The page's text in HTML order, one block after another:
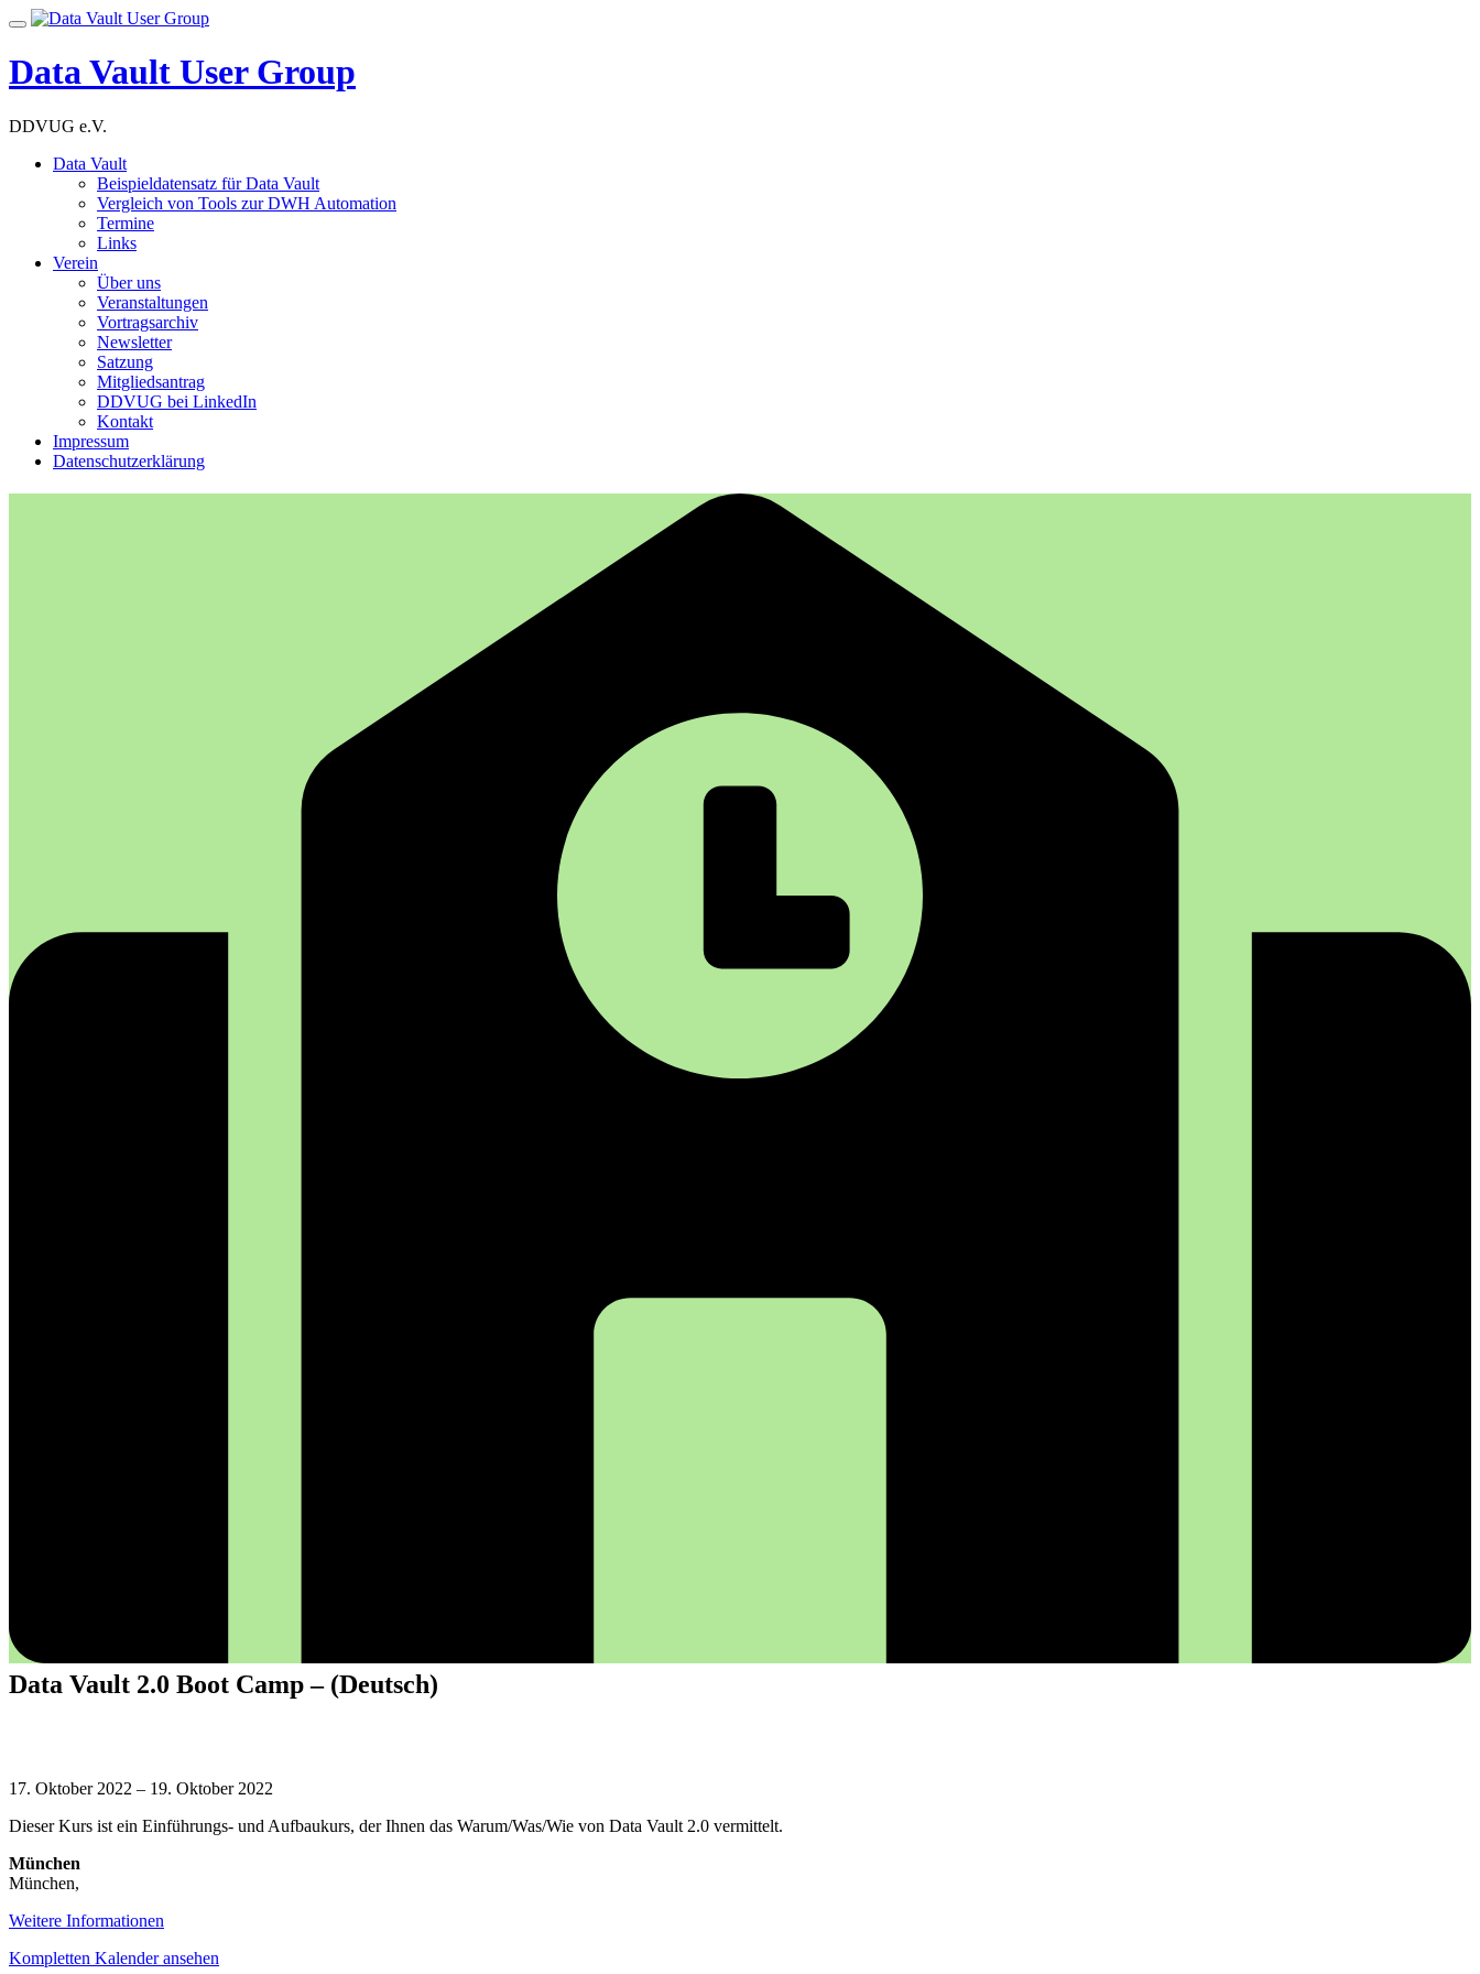
Skip
content
Toggle
Data Vault User Group
DDVUG e.V.
Data Vault
Beispieldatensatz für Data Vault
Vergleich von Tools zur DWH Automation
Termine
Links
Verein
Über uns
Veranstaltungen
Vortragsarchiv
Newsletter
Satzung
Mitgliedsantrag
DDVUG bei LinkedIn
Kontakt
Impressum
Datenschutzerklärung
Data Vault 2.0 Boot Camp – (Deutsch)
Vault
Boot
–
(Deutsch)
17. Oktober 2022 – 19. Oktober 2022
Dieser Kurs ist ein Einführungs- und Aufbaukurs, der Ihnen das Warum/Was/Wie von Data Vault 2.0 vermittelt.
München
München,
Weitere Informationen
Kompletten Kalender ansehen